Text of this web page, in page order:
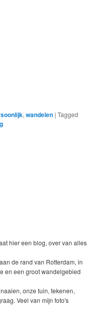
,wandelen |Tagged
hier een blog, over van alles
de rand van Rotterdam, in
en een groot wandelgebied
onze tuin, tekenen,
Veel van mijn foto's